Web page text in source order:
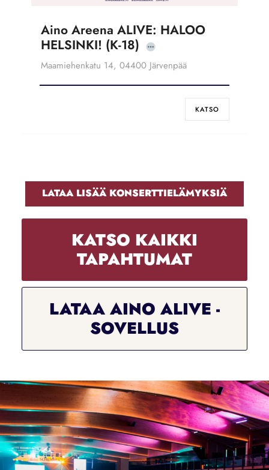
Aino Areena ALIVE: HALOO
HELSINKI! (K-18)
Maamiehenkatu 14, 04400 Järvenpää
KATSO
LATAA LISÄÄ KONSERTTIELÄMYKSIÄ
KATSO KAIKKI
TAPAHTUMAT
LATAA AINO ALIVE -
SOVELLUS